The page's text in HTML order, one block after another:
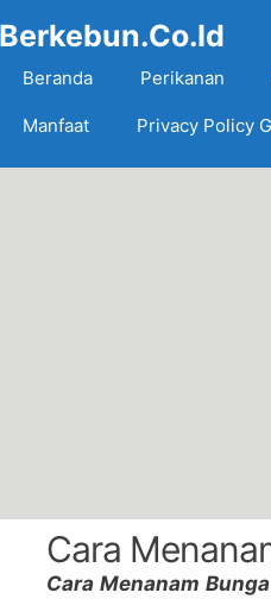
Berkebun.Co.Id
Beranda Perikanan
Manfaat Privacy Policy
Cara
Cara Menanam